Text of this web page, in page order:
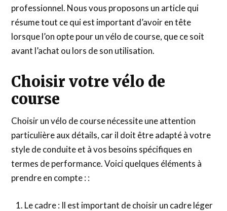
professionnel. Nous vous proposons un article qui
résume tout ce qui est important d’avoir en tête
lorsque l’on opte pour un vélo de course, que ce soit
avant l’achat ou lors de son utilisation.
Choisir votre vélo de
course
Choisir un vélo de course nécessite une attention
particulière aux détails, car il doit être adapté à votre
style de conduite et à vos besoins spécifiques en
termes de performance. Voici quelques éléments à
prendre en compte : :
Le cadre : Il est important de choisir un cadre léger